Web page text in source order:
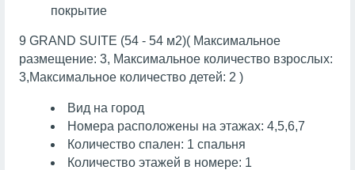
покрытие
9 GRAND SUITE (54 - 54 м2)( Максимальное
размещение: 3, Максимальное количество взрослых:
3,Максимальное количество детей: 2 )
Вид на город
Номера расположены на этажах: 4,5,6,7
Количество спален: 1 спальня
Количество этажей в номере: 1